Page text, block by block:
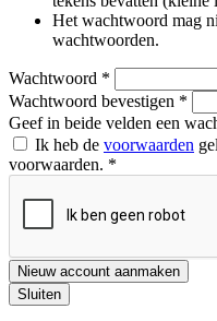
Het wachtwoord mag
wachtwoorden.
Wachtwoord *
Wachtwoord bevestigen *
Geef in beide velden een
Ik heb de voorwaarden
voorwaarden. *
Nieuw account aanmaken
Sluiten